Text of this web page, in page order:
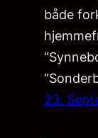
både
23.